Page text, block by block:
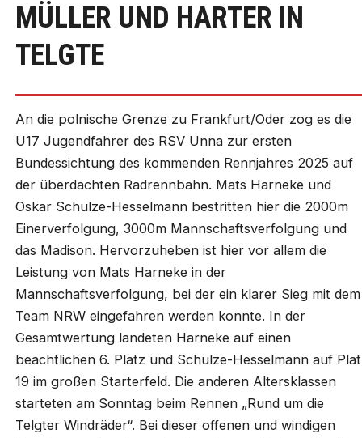
MÜLLER UND HARTER IN
TELGTE
An die polnische Grenze zu Frankfurt/Oder zog es die
U17 Jugendfahrer des RSV Unna zur ersten
Bundessichtung des kommenden Rennjahres 2025 auf
der überdachten Radrennbahn. Mats Harneke und
Oskar Schulze-Hesselmann bestritten hier die 2000m
Einerverfolgung, 3000m Mannschaftsverfolgung und
das Madison. Hervorzuheben ist hier vor allem die
Leistung von Mats Harneke in der
Mannschaftsverfolgung, bei der ein klarer Sieg mit dem
Team NRW eingefahren werden konnte. In der
Gesamtwertung landeten Harneke auf einen
beachtlichen 6. Platz und Schulze-Hesselmann auf
19 im großen Starterfeld. Die anderen Altersklassen
starteten am Sonntag beim Rennen „Rund um die
Telgter Windräder“. Bei dieser offenen und windigen